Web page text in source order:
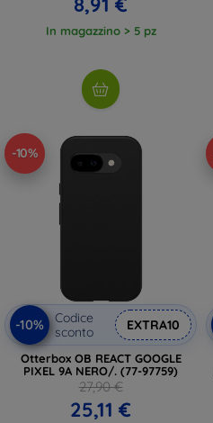
In magazzino > 5 pz
-10%
-10%
Codice
sconto
EXTRA10
Otterbox OB REACT GOOGLE
PIXEL 9A NERO/. (77-97759)
27,90 €
25,11 €